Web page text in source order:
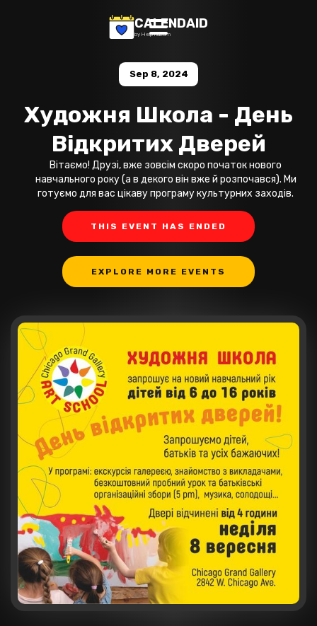
CALENDAID
by Help Razom
Sep 8, 2024
Художня Школа - День
Відкритих Дверей
Вітаємо! Друзі, вже зовсім скоро початок нового
навчального року (а в декого він вже й розпочався). Ми
готуємо для вас цікаву програму культурних заходів.
THIS EVENT HAS ENDED
EXPLORE MORE EVENTS